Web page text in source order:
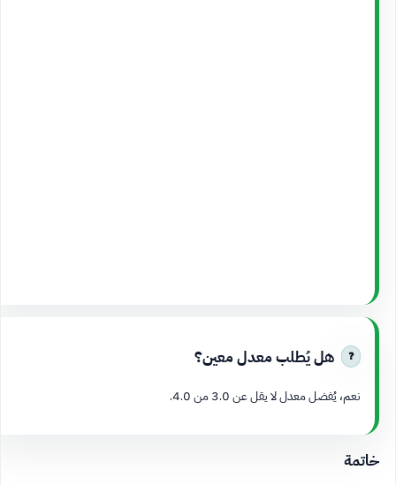
هل يُطلب معدل معين؟
نعم، يُفضل معدل لا يقل عن 3.0 من 4.0.
خاتمة